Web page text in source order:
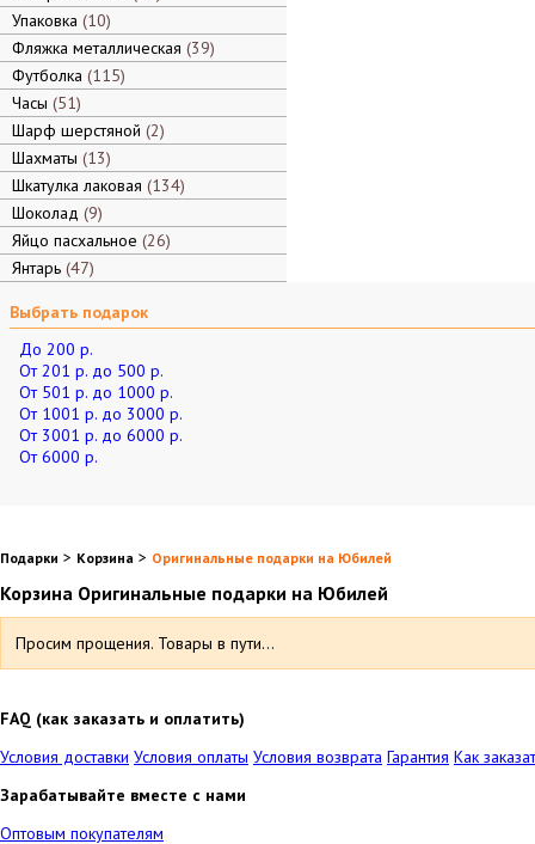
Упаковка 10
Фляжка металлическая 39
Футболка 115
Часы 51
Шарф шерстяной 2
Шахматы 13
Шкатулка лаковая 134
Шоколад 9
Яйцо пасхальное 26
Янтарь 47
Выбрать подарок
До 200 р.
От 201 р. до 500 р.
От 501 р. до 1000 р.
От 1001 р. до 3000 р.
От 3001 р. до 6000 р.
От 6000 р.
Подарки > Корзина > Оригинальные подарки на Юбилей
Корзина Оригинальные подарки на Юбилей
Просим прощения. Товары в пути...
FAQ (как заказать и оплатить)
Условия доставки Условия оплаты Условия возврата Гарантия Как
Зарабатывайте вместе с нами
Оптовым покупателям